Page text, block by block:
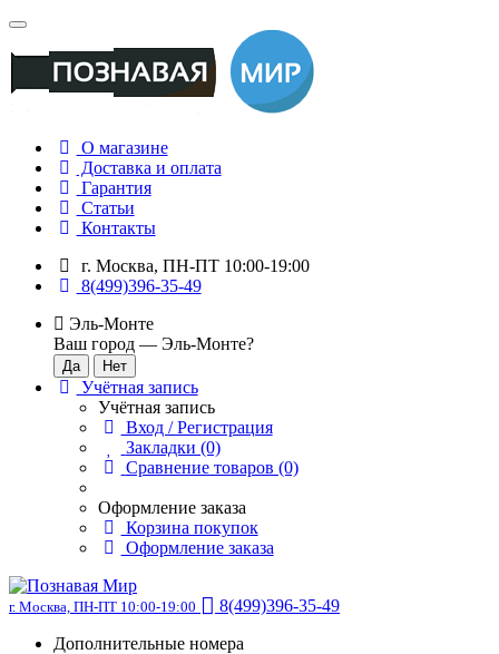
О магазине
Доставка и оплата
Гарантия
Статьи
Контакты
г. Москва, ПН-ПТ 10:00-19:00
8(499)396-35-49
Эль-Монте
Ваш город — Эль-Монте?
Учётная запись
Учётная запись
Вход / Регистрация
Закладки (0)
Сравнение товаров (0)
Оформление заказа
Корзина покупок
Оформление заказа
г. Москва, ПН-ПТ 10:00-19:00
8(499)396-35-49
Дополнительные номера